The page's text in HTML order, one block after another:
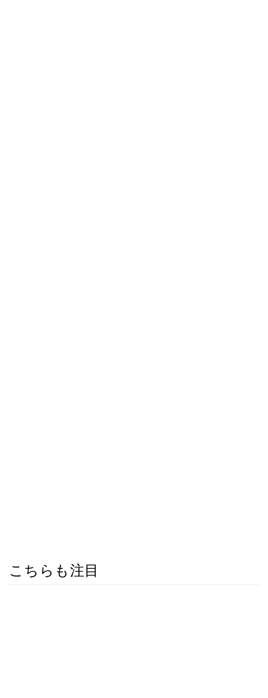
こちらも注目